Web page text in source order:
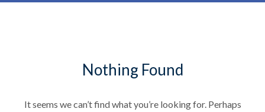
Nothing Found
It seems we can’t find what you’re looking for. Perhaps